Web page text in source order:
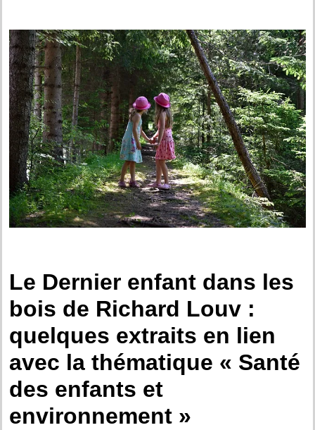
Le Dernier enfant dans les
bois de Richard Louv :
quelques extraits en lien
avec la thématique « Santé
des enfants et
environnement »